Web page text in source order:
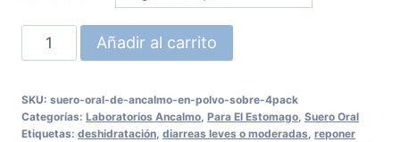
SUERO
ORAL
ANCALMO
EN
Añadir al carrito
SKU: suero-oral-de-ancalmo-en-polvo-sobre-4pack
Categorías: Laboratorios Ancalmo Para El Estomago Suero Oral
Etiquetas: deshidratación diarreas leves o moderadas reponer